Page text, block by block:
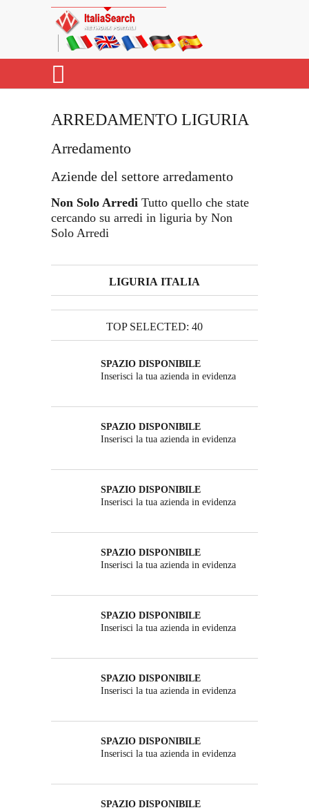
ARREDAMENTO LIGURIA
Arredamento
Aziende del settore arredamento
Non Solo Arredi Tutto quello che state
cercando su arredi in liguria by Non
Solo Arredi
LIGURIA ITALIA
TOP SELECTED: 40
SPAZIO DISPONIBILE
Inserisci la tua azienda in evidenza
SPAZIO DISPONIBILE
Inserisci la tua azienda in evidenza
SPAZIO DISPONIBILE
Inserisci la tua azienda in evidenza
SPAZIO DISPONIBILE
Inserisci la tua azienda in evidenza
SPAZIO DISPONIBILE
Inserisci la tua azienda in evidenza
SPAZIO DISPONIBILE
Inserisci la tua azienda in evidenza
SPAZIO DISPONIBILE
Inserisci la tua azienda in evidenza
SPAZIO DISPONIBILE